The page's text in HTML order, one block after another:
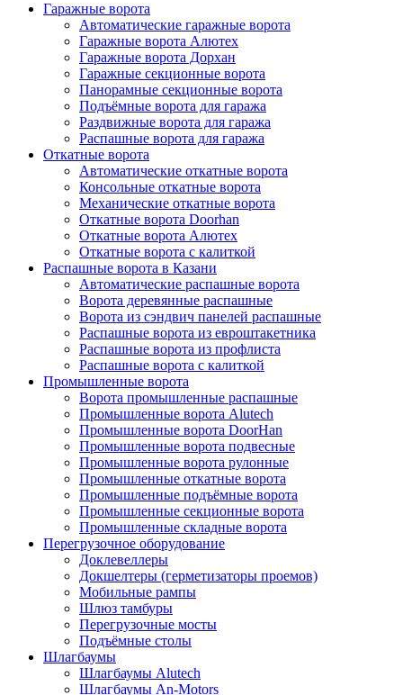
Гаражные ворота
Автоматические гаражные ворота
Гаражные ворота Алютех
Гаражные ворота Дорхан
Гаражные секционные ворота
Панорамные секционные ворота
Подъёмные ворота для гаража
Раздвижные ворота для гаража
Распашные ворота для гаража
Откатные ворота
Автоматические откатные ворота
Консольные откатные ворота
Механические откатные ворота
Откатные ворота Doorhan
Откатные ворота Алютех
Откатные ворота с калиткой
Распашные ворота в Казани
Автоматические распашные ворота
Ворота деревянные распашные
Ворота из сэндвич панелей распашные
Распашные ворота из евроштакетника
Распашные ворота из профлиста
Распашные ворота с калиткой
Промышленные ворота
Ворота промышленные распашные
Промышленные ворота Alutech
Промышленные ворота DoorHan
Промышленные ворота подвесные
Промышленные ворота рулонные
Промышленные откатные ворота
Промышленные подъёмные ворота
Промышленные секционные ворота
Промышленные складные ворота
Перегрузочное оборудование
Доклевеллеры
Докшелтеры (герметизаторы проемов)
Мобильные рампы
Шлюз тамбуры
Перегрузочные мосты
Подъёмные столы
Шлагбаумы
Шлагбаумы Alutech
Шлагбаумы An-Motors